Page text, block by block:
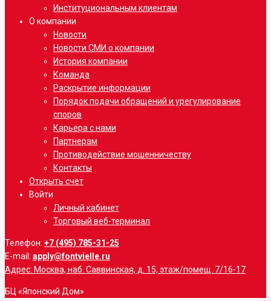
Институциональным клиентам
О компании
Новости
Новости СМИ о компании
История компании
Команда
Раскрытие информации
Порядок подачи обращений и урегулирование
споров
Карьера с нами
Партнерам
Противодействие мошенничеству
Контакты
Открыть счет
Войти
Личный кабинет
Торговый веб-терминал
Телефон: +7 (495) 785-31-25
E-mail: apply@fontvielle.ru
Адрес: Москва, наб. Саввинская, д. 15, этаж/помещ. 7/16-17
БЦ «Японский Дом»